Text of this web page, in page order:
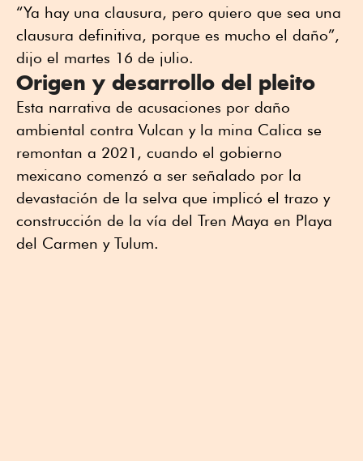
“Ya hay una clausura, pero quiero que sea una
clausura definitiva, porque es mucho el daño”,
dijo el martes 16 de julio.
Origen y desarrollo del pleito
Esta narrativa de acusaciones por daño
ambiental contra Vulcan y la mina Calica se
remontan a 2021, cuando el gobierno
mexicano comenzó a ser señalado por la
devastación de la selva que implicó el trazo y
construcción de la vía del Tren Maya en Playa
del Carmen y Tulum.